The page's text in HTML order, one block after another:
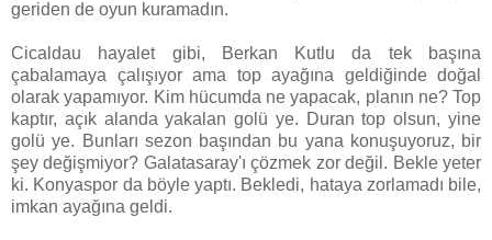
geriden de oyun kuramadın.
Cicaldau hayalet gibi, Berkan Kutlu da tek başına
çabalamaya çalışıyor ama top ayağına geldiğinde doğal
olarak yapamıyor. Kim hücumda ne yapacak, planın ne? Top
kaptır, açık alanda yakalan golü ye. Duran top olsun, yine
golü ye. Bunları sezon başından bu yana konuşuyoruz, bir
şey değişmiyor? Galatasaray'ı çözmek zor değil. Bekle yeter
ki. Konyaspor da böyle yaptı. Bekledi, hataya zorlamadı bile,
imkan ayağına geldi.